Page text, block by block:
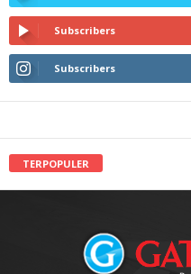
Subscribers
Subscribers